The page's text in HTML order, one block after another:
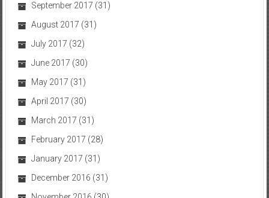
September 2017 (31)
August 2017 (31)
July 2017 (32)
June 2017 (30)
May 2017 (31)
April 2017 (30)
March 2017 (31)
February 2017 (28)
January 2017 (31)
December 2016 (31)